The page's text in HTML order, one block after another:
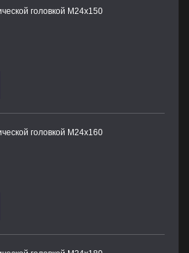
головкой М24х150
головкой М24х160